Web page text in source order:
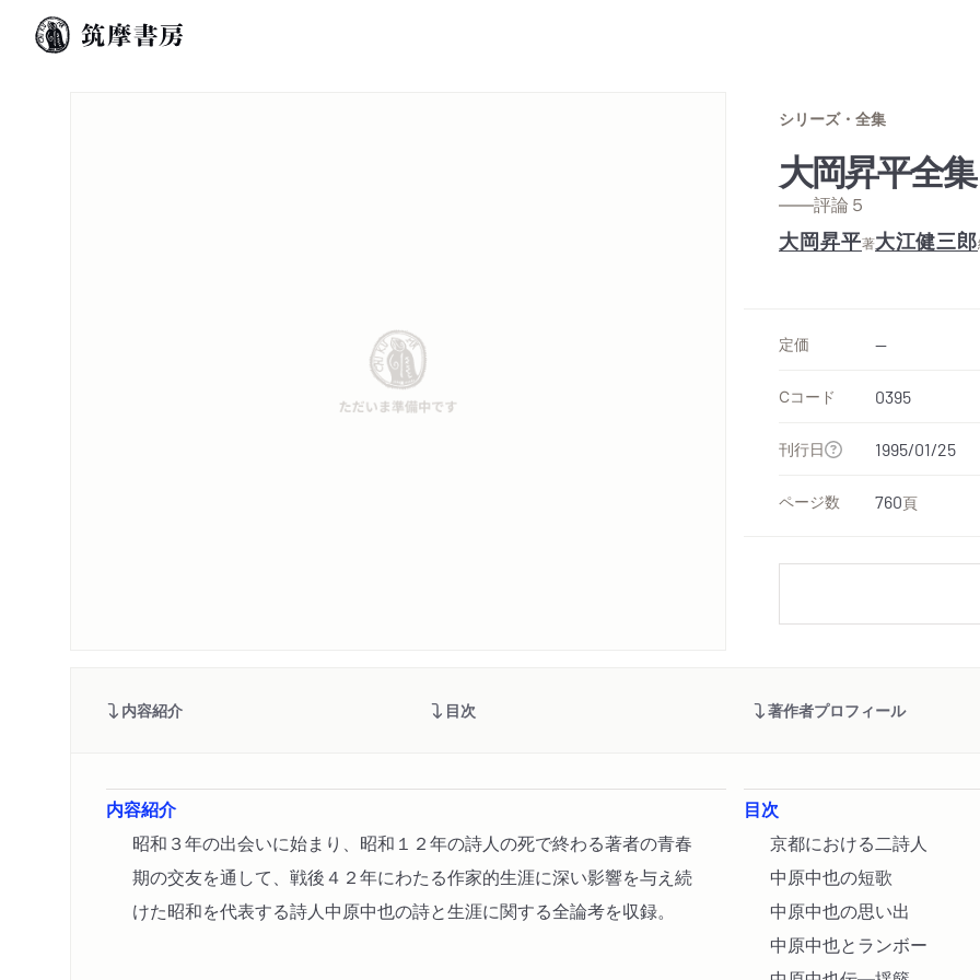
シリーズ・全集
大岡昇平全
——評論５
大岡昇平著大江健三郎
定価 --
Cコード 0395
刊行日 1995/01/25
ページ数 760頁
内容紹介 目次 著作者プロフィール
内容紹介
昭和３年の出会いに始まり、昭和１２年の詩人の死で終わる著者の青春
期の交友を通して、戦後４２年にわたる作家的生涯に深い影響を与え続
けた昭和を代表する詩人中原中也の詩と生涯に関する全論考を収録。
目次
京都における二詩人
中原中也の短歌
中原中也の思い出
中原中也とランボー